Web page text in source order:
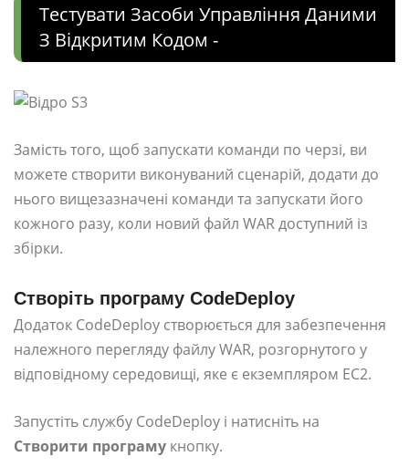
Тестувати Засоби Управління Даними
З Відкритим Кодом -
Замість того, щоб запускати команди по черзі, ви
можете створити виконуваний сценарій, додати до
нього вищезазначені команди та запускати його
кожного разу, коли новий файл WAR доступний із
збірки.
Створіть програму CodeDeploy
Додаток CodeDeploy створюється для забезпечення
належного перегляду файлу WAR, розгорнутого у
відповідному середовищі, яке є екземпляром EC2.
Запустіть службу CodeDeploy і натисніть на
Створити програму кнопку.